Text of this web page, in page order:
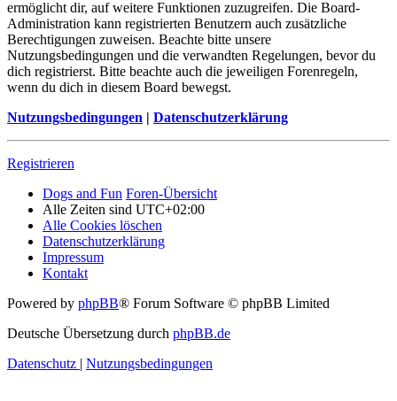
ermöglicht dir, auf weitere Funktionen zuzugreifen. Die Board-
Administration kann registrierten Benutzern auch zusätzliche
Berechtigungen zuweisen. Beachte bitte unsere
Nutzungsbedingungen und die verwandten Regelungen, bevor du
dich registrierst. Bitte beachte auch die jeweiligen Forenregeln,
wenn du dich in diesem Board bewegst.
Nutzungsbedingungen | Datenschutzerklärung
Registrieren
Dogs and Fun Foren-Übersicht
Alle Zeiten sind UTC+02:00
Alle Cookies löschen
Datenschutzerklärung
Impressum
Kontakt
Powered by phpBB® Forum Software © phpBB Limited
Deutsche Übersetzung durch phpBB.de
Datenschutz | Nutzungsbedingungen